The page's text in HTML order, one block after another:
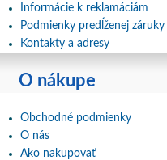
Informácie k reklamáciám
Podmienky predĺženej záruky
Kontakty a adresy
O nákupe
Obchodné podmienky
O nás
Ako nakupovať